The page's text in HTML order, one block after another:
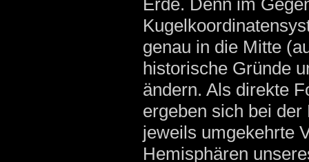
Erde. Denn im
genau in die Mitte
historische Gründe
ändern. Als direkte
ergeben sich bei
jeweils umgekehrte
Hemisphären